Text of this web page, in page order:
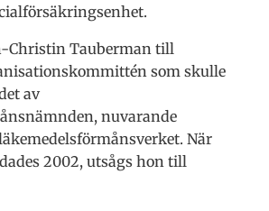
Christin Tauberman till
som skulle
av
nuvarande
När
2002, utsågs hon till